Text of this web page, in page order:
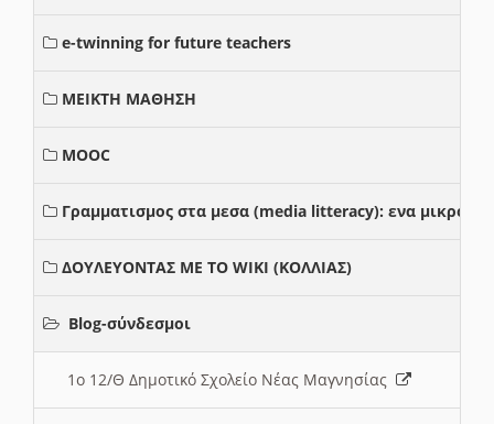
e-twinning for future teachers
ΜΕΙΚΤΗ ΜΑΘΗΣΗ
MOOC
Γραμματισμος στα μεσα (media litteracy): ενα μικρο
ΔΟΥΛΕΥΟΝΤΑΣ ΜΕ ΤΟ WIKI (ΚΟΛΛΙΑΣ)
Blog-σύνδεσμοι
1ο 12/Θ Δημοτικό Σχολείο Νέας Μαγνησίας